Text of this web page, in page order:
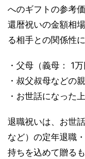
へのギフトの参考
還暦祝いの金額相
る相手との関係性
・父母（義母： 1
・叔父叔母などの
・お世話になった
退職祝いは、お世
など）の定年退職
持ちを込めて贈るも